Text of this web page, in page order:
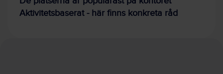
Aktivitetsbaserat - här finns konkreta råd